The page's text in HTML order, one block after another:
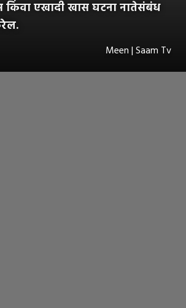
एखादी खास घटना नातेसंबंध
Meen | Saam Tv